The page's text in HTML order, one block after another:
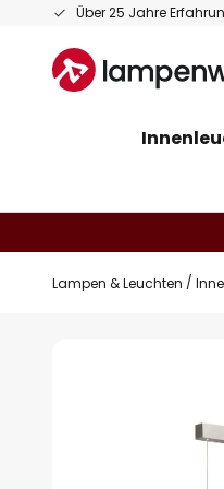
Über 25 Jahre
Zum
springen
Lampen & Leuchten